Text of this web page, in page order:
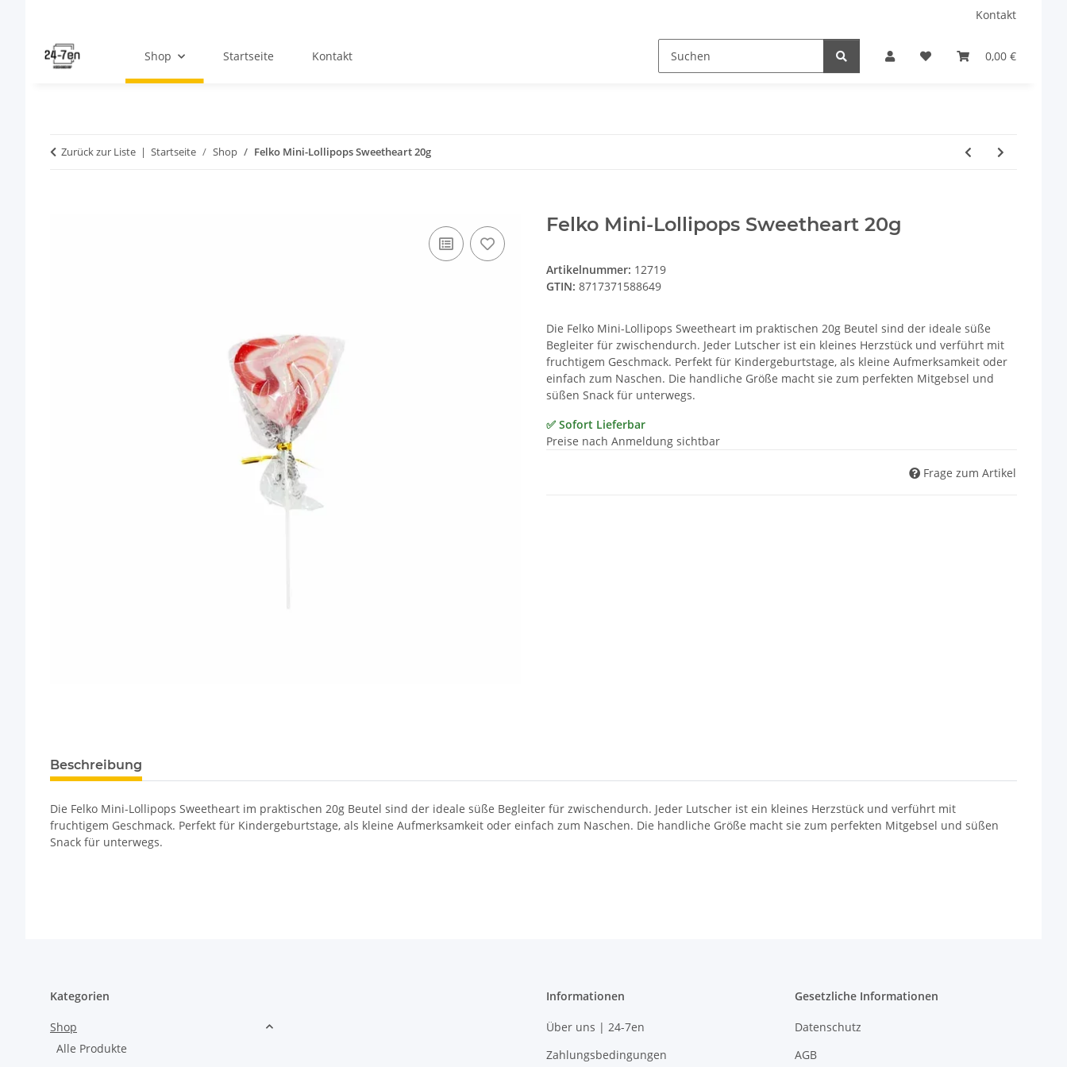
Kontakt
0,00 €
Shop Startseite Kontakt
Zurück zur Liste Startseite Shop Felko Mini-Lollipops Sweetheart 20g
Felko Mini-Lollipops Sweetheart 20g
Artikelnummer: 12719
GTIN: 8717371588649
Die Felko Mini-Lollipops Sweetheart im praktischen 20g Beutel sind der ideale süße
Begleiter für zwischendurch. Jeder Lutscher ist ein kleines Herzstück und verführt mit
fruchtigem Geschmack. Perfekt für Kindergeburtstage, als kleine Aufmerksamkeit oder
einfach zum Naschen. Die handliche Größe macht sie zum perfekten Mitgebsel und
süßen Snack für unterwegs.
✅ Sofort Lieferbar
Preise nach Anmeldung sichtbar
Frage zum Artikel
Beschreibung
Die Felko Mini-Lollipops Sweetheart im praktischen 20g Beutel sind der ideale süße Begleiter für zwischendurch. Jeder Lutscher ist ein kleines Herzstück und verführt mit
fruchtigem Geschmack. Perfekt für Kindergeburtstage, als kleine Aufmerksamkeit oder einfach zum Naschen. Die handliche Größe macht sie zum perfekten Mitgebsel und süßen
Snack für unterwegs.
Kategorien
Shop
Alle Produkte
Informationen
Über uns | 24-7en
Zahlungsbedingungen
Gesetzliche Informationen
Datenschutz
AGB